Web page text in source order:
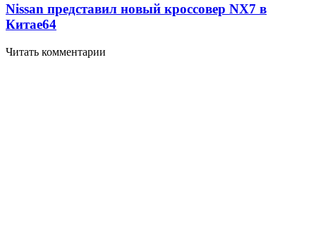
Nissan представил новый кроссовер NX7 в
Китае64
Читать комментарии